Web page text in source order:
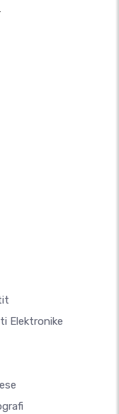
Elektronike